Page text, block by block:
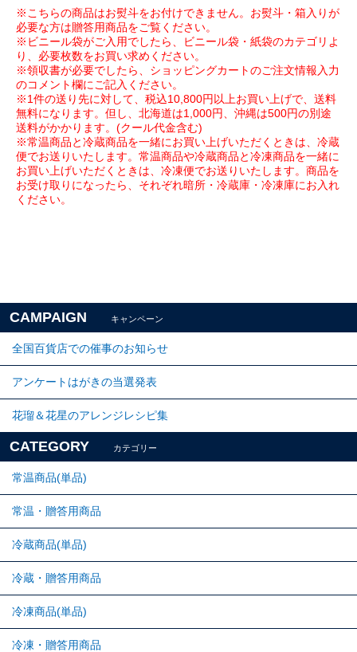
※こちらの商品はお熨斗をお付けできません。お熨斗・箱入りが
必要な方は贈答用商品をご覧ください。
※ビニール袋がご入用でしたら、ビニール袋・紙袋のカテゴリよ
り、必要枚数をお買い求めください。
※領収書が必要でしたら、ショッピングカートのご注文情報入力
のコメント欄にご記入ください。
※1件の送り先に対して、税込10,800円以上お買い上げで、送料
無料になります。但し、北海道は1,000円、沖縄は500円の別途
送料がかかります。(クール代金含む)
※常温商品と冷蔵商品を一緒にお買い上げいただくときは、冷蔵
便でお送りいたします。常温商品や冷蔵商品と冷凍商品を一緒に
お買い上げいただくときは、冷凍便でお送りいたします。商品を
お受け取りになったら、それぞれ暗所・冷蔵庫・冷凍庫にお入れ
ください。
CAMPAIGN キャンペーン
全国百貨店での催事のお知らせ
アンケートはがきの当選発表
花瑠＆花星のアレンジレシピ集
CATEGORY カテゴリー
常温商品(単品)
常温・贈答用商品
冷蔵商品(単品)
冷蔵・贈答用商品
冷凍商品(単品)
冷凍・贈答用商品